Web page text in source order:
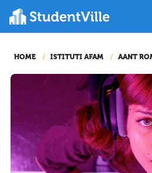
HOME ISTITUTI AFAM AANT